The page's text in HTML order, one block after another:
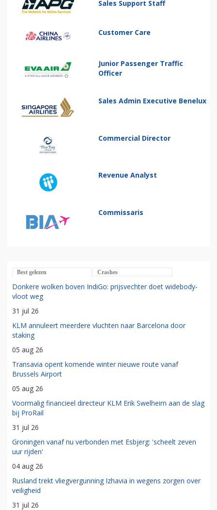
Sales Support Staff
Customer Care
Junior Passenger Traffic
Officer
Sales Admin Executive Benelux
Commercial Director
Revenue Analyst
Commissaris
Best gelezen Crashes
Donkere wolken boven IndiGo: prijsvechter doet widebody-
vloot weg
31 jul 26
KLM annuleert meerdere vluchten naar Barcelona door
staking
05 aug 26
Transavia opent komende winter nieuwe route vanaf
Brussels Airport
05 aug 26
Voormalig financieel directeur KLM Erik Swelheim aan de slag
bij ProRail
31 jul 26
Groningen vanaf nu verbonden met Esbjerg: 'scheelt zeven
uur rijden'
04 aug 26
Rusland trekt vliegvergunning Izhavia in wegens zorgen over
veiligheid
31 jul 26